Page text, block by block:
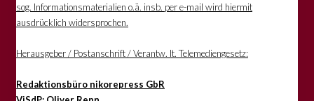
sog. Informationsmaterialien o.ä. insb. per e-mail wird hiermit
ausdrücklich widersprochen.
Herausgeber / Postanschrift / Verantw. lt. Telemediengesetz:
Redaktionsbüro nikorepress GbR